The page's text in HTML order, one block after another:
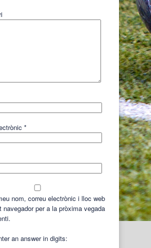
*
nom, correu electrònic i lloc web
navegador per a la pròxima vegada
an answer in digits: